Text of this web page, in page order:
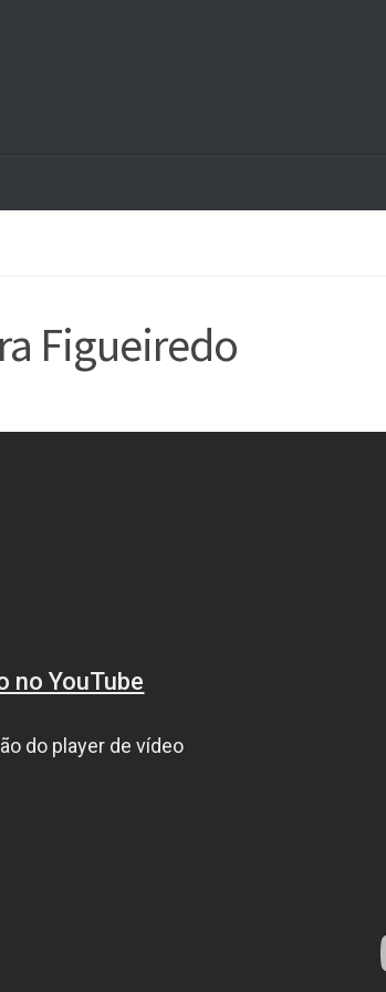
Figueiredo